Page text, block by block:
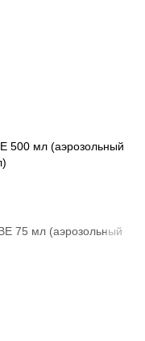
500 мл (аэрозольный